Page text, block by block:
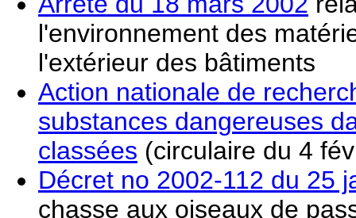
l'environnement des
l'extérieur des bâtiments
Action nationale de
substances dangereuses
classées (circulaire du 4
Décret no 2002-112 du 25
chasse aux oiseaux de